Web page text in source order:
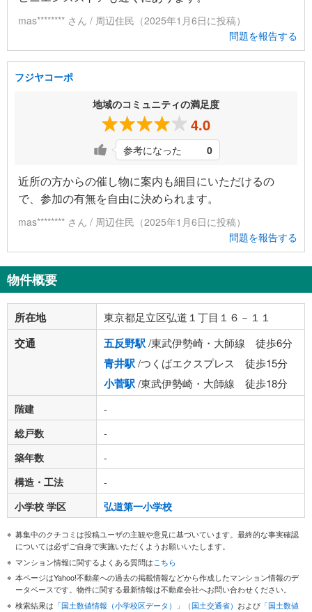
mas******** さん / 周辺住民（2025年1月6日に投稿）
問題を報告する
フジヤコーポ
地域のコミュニティの満足度
4.0
参考になった 0
近所の方からの催し物に案内も細目にいただけるの
で、参加の有無を自由に決められます。
mas******** さん / 周辺住民（2025年1月6日に投稿）
問題を報告する
物件概要
所在地 東京都足立区弘道１丁目１６－１１
交通 五反野駅/東武伊勢崎・大師線 徒歩6分
青井駅/つくばエクスプレス 徒歩15分
小菅駅/東武伊勢崎・大師線 徒歩18分
階建
-
総戸数
-
築年数
-
構造・工法
-
小学校 学区
弘道第一小学校
募集中のクチコミは投稿ユーザの主観や意見に基づいています。最終的な事実確認
については必ずご自身で実施いただくようお願いいたします。
マンション情報に関するよくある質問はこちら
本ページはYahoo!不動産への過去の掲載情報などから作成したマンション情報のデ
ータベースです。物件に関する最新情報は不動産会社へお問い合わせください。
検索結果は 「国土数値情報（小学校区データ）」（国土交通省） および 「国土数値